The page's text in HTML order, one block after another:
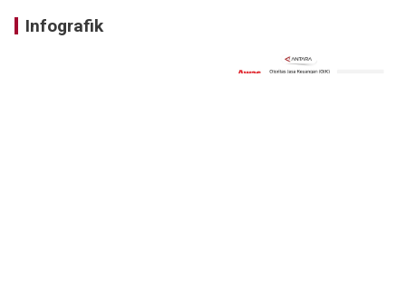
Infografik